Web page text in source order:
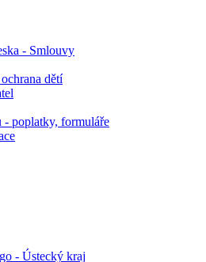
- Smlouvy
dětí
- poplatky, formuláře